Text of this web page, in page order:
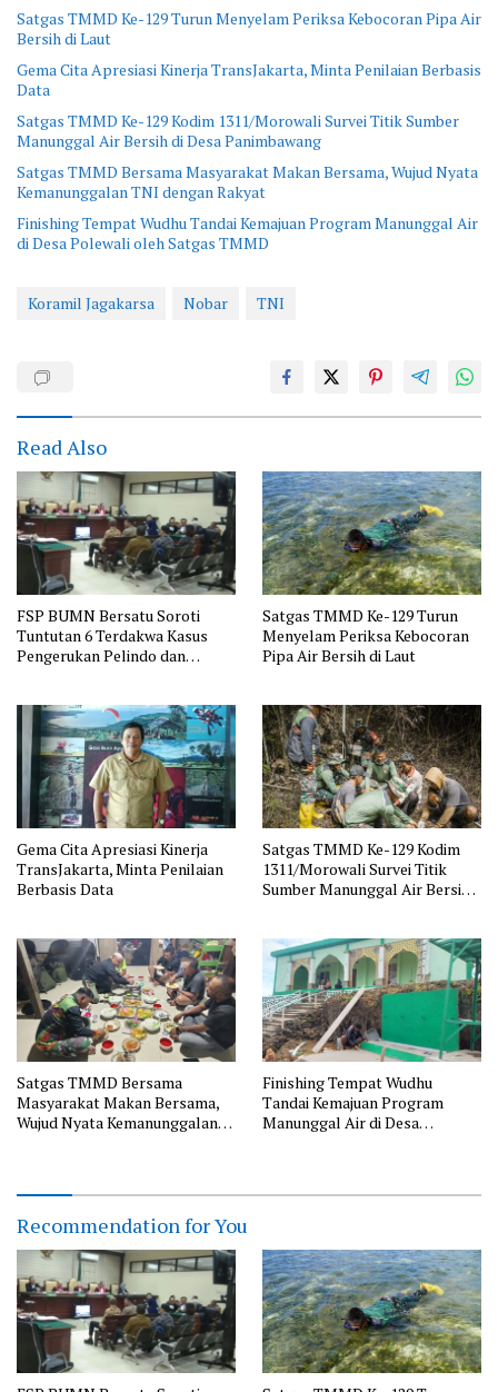
Satgas TMMD Ke-129 Turun Menyelam Periksa Kebocoran Pipa Air
Bersih di Laut
Gema Cita Apresiasi Kinerja TransJakarta, Minta Penilaian Berbasis
Data
Satgas TMMD Ke-129 Kodim 1311/Morowali Survei Titik Sumber
Manunggal Air Bersih di Desa Panimbawang
Satgas TMMD Bersama Masyarakat Makan Bersama, Wujud Nyata
Kemanunggalan TNI dengan Rakyat
Finishing Tempat Wudhu Tandai Kemajuan Program Manunggal Air
di Desa Polewali oleh Satgas TMMD
Koramil Jagakarsa Nobar TNI
Read Also
FSP BUMN Bersatu Soroti
Tuntutan 6 Terdakwa Kasus
Pengerukan Pelindo dan
Satgas TMMD Ke-129 Turun
Menyelam Periksa Kebocoran
Pipa Air Bersih di Laut
Gema Cita Apresiasi Kinerja
TransJakarta, Minta Penilaian
Berbasis Data
Satgas TMMD Ke-129 Kodim
1311/Morowali Survei Titik
Sumber Manunggal Air Bersih
Satgas TMMD Bersama
Masyarakat Makan Bersama,
Wujud Nyata Kemanunggalan
Finishing Tempat Wudhu
Tandai Kemajuan Program
Manunggal Air di Desa
Recommendation for You